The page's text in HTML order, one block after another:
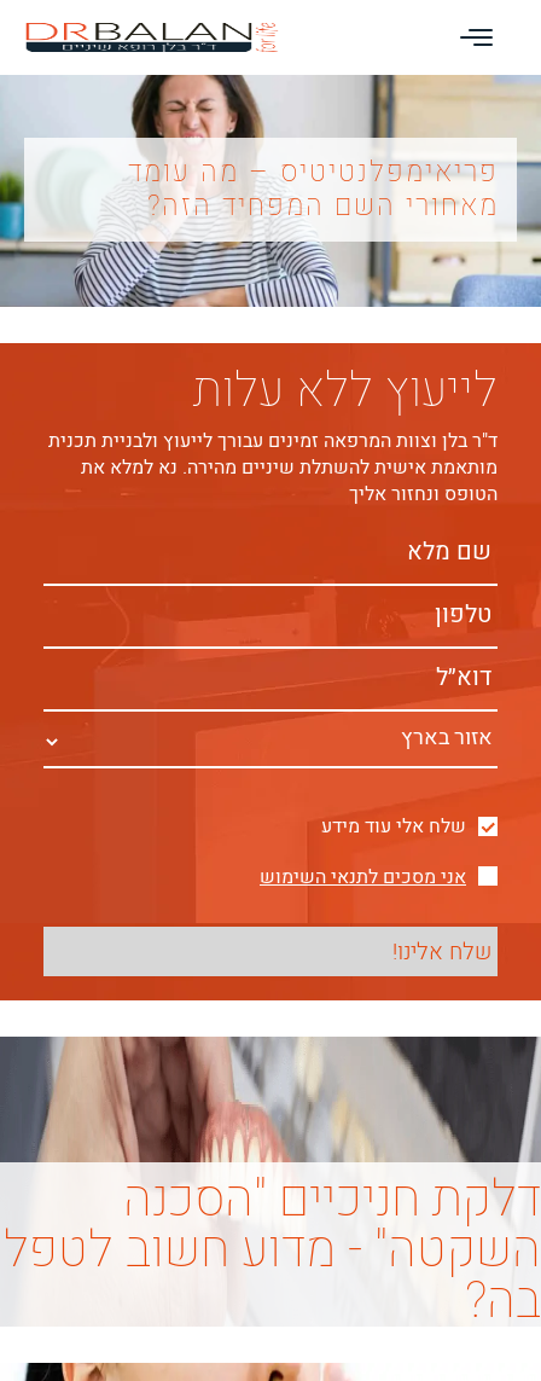
פריאימפלנטיטיס – מה עומד
מאחורי השם המפחיד הזה?
לייעוץ ללא עלות
ד"ר בלן וצוות המרפאה זמינים עבורך לייעוץ ולבניית תכנית
מותאמת אישית להשתלת שיניים מהירה. נא למלא את
הטופס ונחזור אליך
שלח אלי עוד מידע
אני מסכים לתנאי השימוש
דלקת חניכיים "הסכנה
השקטה" - מדוע חשוב לטפל
בה?